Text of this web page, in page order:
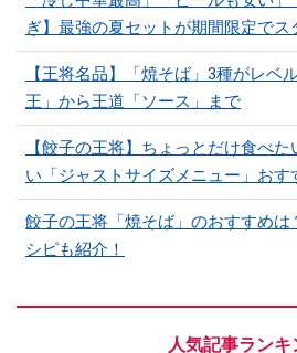
ぎ】最強の夏セットが期間限定でス
【王将名品】「焼そば」3種がレベ
王」から王道「ソース」まで
【餃子の王将】ちょっとだけ食べ
い「ジャストサイズメニュー」おす
餃子の王将「焼そば」のおすすめは
シピも紹介！